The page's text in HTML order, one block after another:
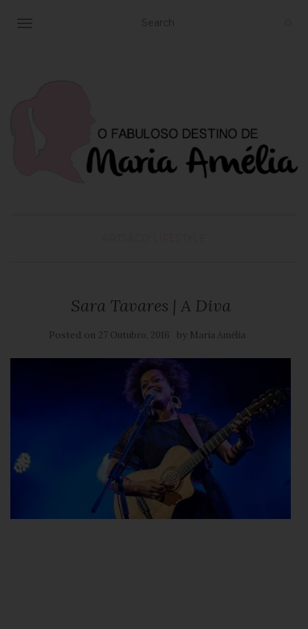
TOGGLE NAVIGATION
Sara Tavares | A Diva
Posted on 27 Outubro, 2016 by Maria Amélia